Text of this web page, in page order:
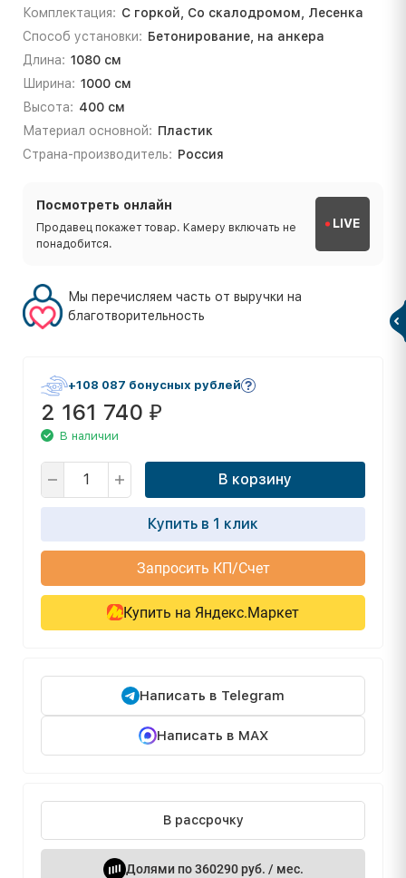
Комплектация: С горкой, Со скалодромом, Лесенка
Способ установки: Бетонирование, на анкера
Длина: 1080 см
Ширина: 1000 см
Высота: 400 см
Материал основной: Пластик
Страна-производитель: Россия
Посмотреть онлайн
Продавец покажет товар. Камеру включать не
понадобится.
LIVE
Мы перечисляем часть от выручки на
благотворительность
+108 087 бонусных рублей
2 161 740 ₽
В наличии
В корзину
Купить в 1 клик
Запросить КП/Счет
Купить на Яндекс.Маркет
Написать в Telegram
Написать в MAX
В рассрочку
Долями по 360290 руб. / мес.